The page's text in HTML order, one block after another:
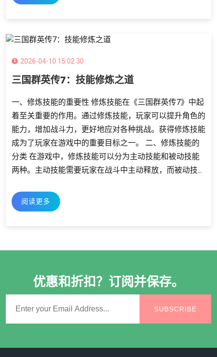
2026-04-10 15:02:30
三国群英传7：技能修炼之道
一、修炼技能的重要性 修炼技能在《三国群英传7》中起
着至关重要的作用。通过修炼技能，玩家可以提升角色的
能力，增加战斗力，更好地应对各种挑战。获得修炼技能
成为了玩家在游戏中的重要目标之一。 二、修炼技能的
分类 在游戏中，修炼技能可以分为主动技能和被动技能
两种。主动技能需要玩家在战斗中主动释放，而被动技...
阅读更多
优惠和折扣？订阅并保存。
SUBSCRIBE